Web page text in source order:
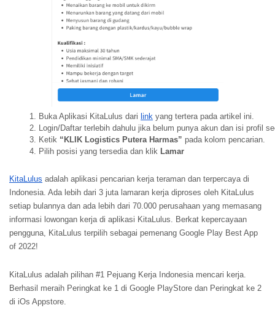
Buka Aplikasi KitaLulus dari link yang tertera pada artikel ini.
Login/Daftar terlebih dahulu jika belum punya akun dan isi profil
Ketik “KLIK Logistics Putera Harmas” pada kolom pencarian.
Pilih posisi yang tersedia dan klik Lamar
KitaLulus adalah aplikasi pencarian kerja teraman dan terpercaya di
Indonesia. Ada lebih dari 3 juta lamaran kerja diproses oleh KitaLulus
setiap bulannya dan ada lebih dari 70.000 perusahaan yang memasang
informasi lowongan kerja di aplikasi KitaLulus. Berkat kepercayaan
pengguna, KitaLulus terpilih sebagai pemenang Google Play Best App
of 2022!
KitaLulus adalah pilihan #1 Pejuang Kerja Indonesia mencari kerja.
Berhasil meraih Peringkat ke 1 di Google PlayStore dan Peringkat ke 2
di iOs Appstore.